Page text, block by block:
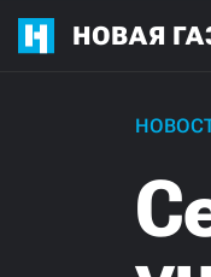
НОВАЯ